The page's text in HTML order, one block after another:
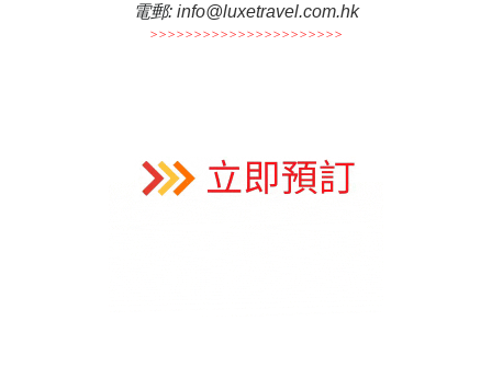
電郵: info@luxetravel.com.hk
>>>>>>>>>>>>>>>>>>>>>>